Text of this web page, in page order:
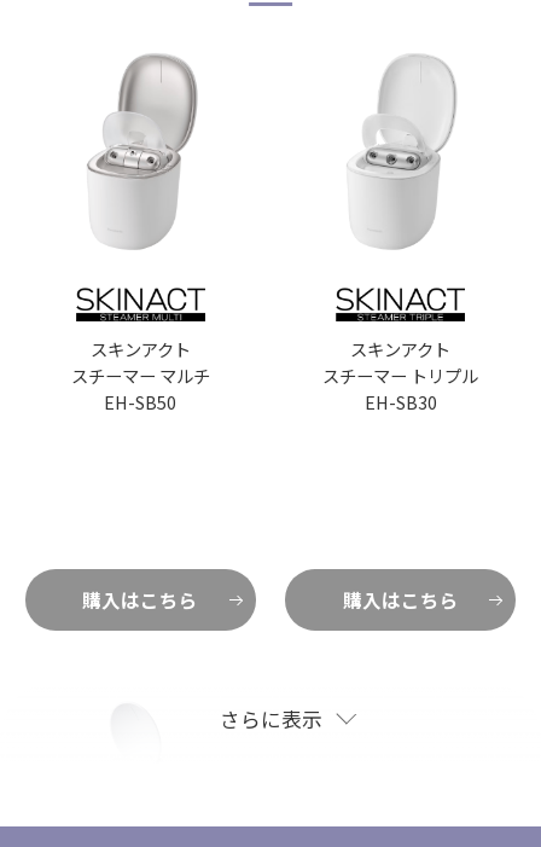
光美顔器
フォト ブライトショット
EH-SL85
購入はこちら
イオンブースト
マルチ EX
EH-SS85
購入はこちら
スキンアクト
スチーマー マルチ
EH-SB50
購入はこちら
スキンアクト
スチーマー トリプル
EH-SB30
購入はこちら
さらに表示